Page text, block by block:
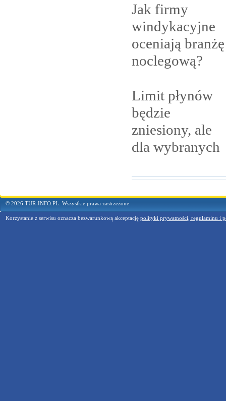
Jak firmy
windykacyjne
oceniają branżę
noclegową?
Limit płynów
będzie
zniesiony, ale
dla wybranych
© 2026 TUR-INFO.PL. Wszystkie prawa zastrzeżone.
Korzystanie z serwisu oznacza bezwarunkową akceptację polityki prywatności, regulaminu i